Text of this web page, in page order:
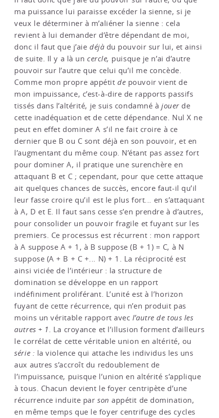
ma puissance lui paraisse excéder la sienne, si je
veux le déterminer à m’aliéner la sienne : cela
revient à lui demander d’être dépendant de moi,
donc il faut que j’aie déjà du pouvoir sur lui, et ainsi
de suite. Il y a là un cercle, puisque je n’ai d’autre
pouvoir sur l’autre que celui qu’il me concède.
Comme mon propre appétitde pouvoir vient de
mon impuissance, c’est-à-dire de rapports passifs
tissés dans l’altérité, je suis condamné à jouer de
cette inadéquation et de cette dépendance. Nul X ne
peut en effet dominer A s’il ne fait croire à ce
dernier que B ou C sont déjà en son pouvoir, et en
l’augmentant du même coup. N’étant pas assez fort
pour dominer A, il pratique une surenchère en
attaquant B et C ; cependant, pour que cette attaque
ait quelques chances de succès, encore faut-il qu’il
leur fasse croire qu’il est le plus fort... en s’attaquant
à A, D et E. Il faut sans cesse s’en prendre à d’autres,
pour consolider un pouvoir fragile et fuyant sur les
premiers. Ce processus est récurrent : mon rapport
à A suppose A + 1, à B suppose (B + 1) = C, à N
suppose (A + B + C +... N) + 1. La réciprocité est
ainsi viciée de l’intérieur : la structure de
domination se développe en un rapport
indéfiniment proliférant. L’unité est à l’horizon
fuyant de cette récurrence, qui n’en produit pas
moins un véritable rapport avec l’autre de tous les
autres + 1 . La croyance et l’illusion forment d’ailleurs
le corrélat de cette véritable union en altérité, ou
série : la violence qui attache les individus les uns
aux autres s’accroît du redoublement de
l’impuissance, puisque l’union en altérité s’applique
à tous. Chacun devient le foyer centripète d’une
récurrence induite par son appétit de domination,
en même temps que le foyer centrifuge des cycles